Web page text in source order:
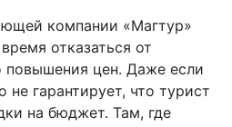
компании «Магтур»
отказаться от
повышения цен. Даже если
не гарантирует, что турист
на бюджет. Там, где